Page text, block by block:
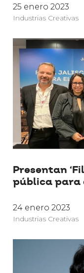
25 enero 2023
Industrias Creativas
Presentan
pública para
24 enero 2023
Industrias Creativas